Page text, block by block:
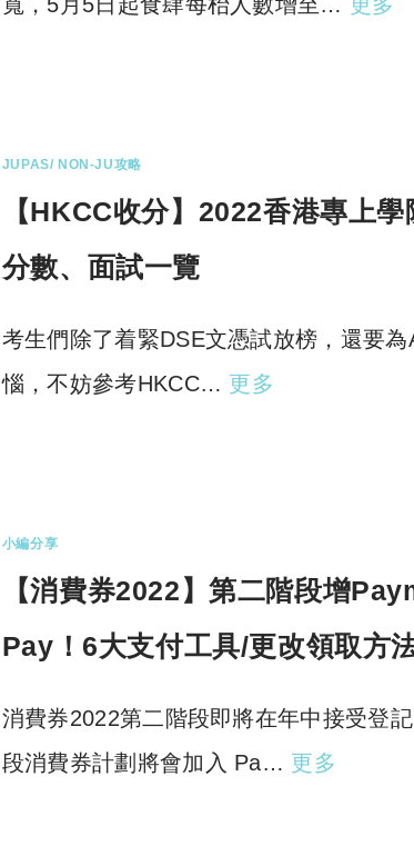
JUPAS/ NON-JU攻略
【HKCC收分】2022香港專上學
分數、面試一覽
考生們除了着緊DSE文憑試放榜，還要
惱，不妨參考HKCC… 更多
小編分享
【消費券2022】第二階段增
Pay！6大支付工具/更改領取方
消費券2022第二階段即將在年中接受登
段消費券計劃將會加入 Pa… 更多